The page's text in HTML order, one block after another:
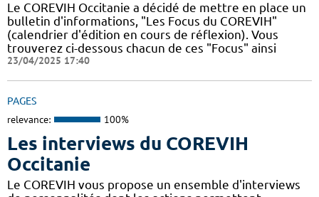
Le COREVIH Occitanie a décidé de mettre en place un
bulletin d'informations, "Les Focus du COREVIH"
(calendrier d'édition en cours de réflexion). Vous
trouverez ci-dessous chacun de ces "Focus" ainsi
23/04/2025 17:40
PAGES
relevance: 100%
Les interviews du COREVIH
Occitanie
Le COREVIH vous propose un ensemble d'interviews